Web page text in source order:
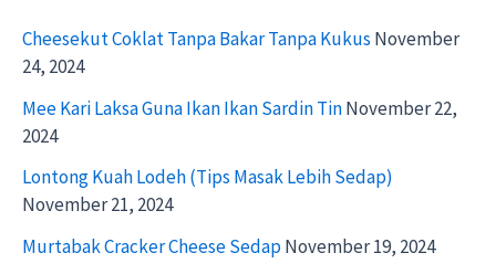
Cheesekut Coklat Tanpa Bakar Tanpa Kukus November
24, 2024
Mee Kari Laksa Guna Ikan Ikan Sardin TinNovember 22,
2024
Lontong Kuah Lodeh (Tips Masak Lebih Sedap)
November 21, 2024
Murtabak Cracker Cheese SedapNovember 19, 2024